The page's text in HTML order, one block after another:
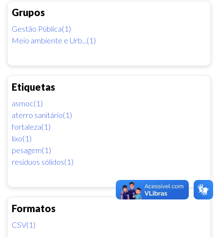
Grupos
Gestão Pública(1)
Meio ambiente e Urb...(1)
Etiquetas
asmoc(1)
aterro sanitário(1)
fortaleza(1)
lixo(1)
pesagem(1)
resíduos sólidos(1)
Formatos
CSV(1)